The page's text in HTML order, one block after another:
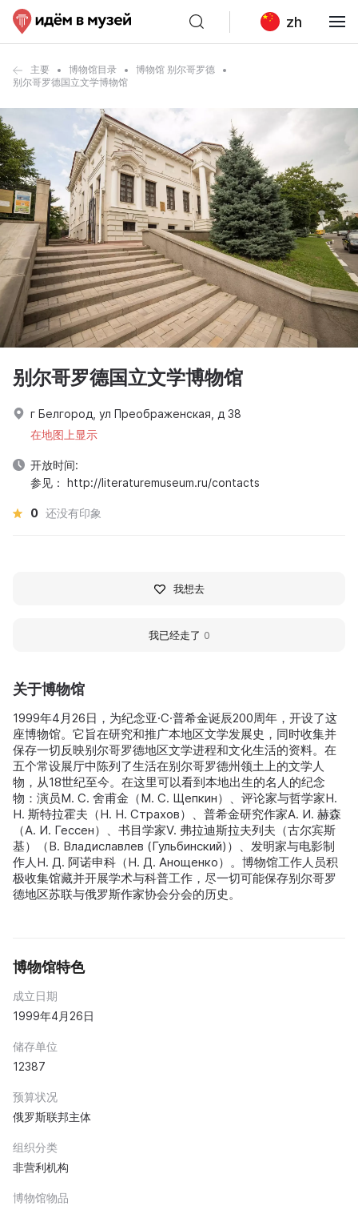
zh
主要 博物馆目录
博物馆 别尔哥罗德
别尔哥罗德国立文学博物馆
关于博物馆
1999年4月26日，为纪念亚·С·普希金诞辰200周年，开设了这
座博物馆。它旨在研究和推广本地区文学发展史，同时收集并
保存一切反映别尔哥罗德地区文学进程和文化生活的资料。在
五个常设展厅中陈列了生活在别尔哥罗德州领土上的文学人
物，从18世纪至今。在这里可以看到本地出生的名人的纪念
物：演员M. С. 舍甫金（М. С. Щепкин）、评论家与哲学家Н.
Н. 斯特拉霍夫（Н. Н. Страхов）、普希金研究作家A. И. 赫森
（А. И. Гессен）、书目学家V. 弗拉迪斯拉夫列夫（古尔宾斯
基）（В. Владиславлев (Гульбинский)）、发明家与电影制
作人Н. Д. 阿诺申科（Н. Д. Анощенко）。博物馆工作人员积
极收集馆藏并开展学术与科普工作，尽一切可能保存别尔哥罗
德地区苏联与俄罗斯作家协会分会的历史。
博物馆特色
成立日期
1999年4月26日
储存单位
12387
预算状况
俄罗斯联邦主体
组织分类
非营利机构
博物馆物品
别尔哥罗德国立文学博物馆
г Белгород, ул Преображенская, д 38
在地图上显示
开放时间:
参见： http://literaturemuseum.ru/contacts
0 还没有印象
我想去
我已经走了 0